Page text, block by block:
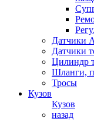
Датчики
Датчики
Цилиндр
Шланги,
Тросы
Кузов
Кузов
назад